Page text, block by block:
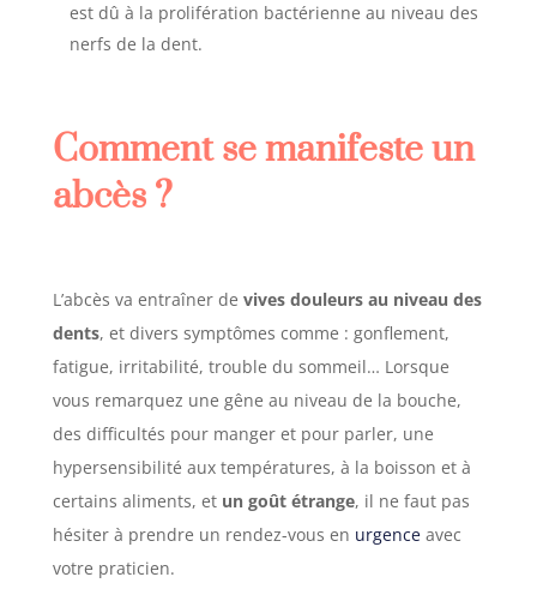
est dû à la prolifération bactérienne au niveau des
nerfs de la dent.
Comment se manifeste un
abcès ?
L’abcès va entraîner de vives douleurs au niveau des
dents, et divers symptômes comme : gonflement,
fatigue, irritabilité, trouble du sommeil… Lorsque
vous remarquez une gêne au niveau de la bouche,
des difficultés pour manger et pour parler, une
hypersensibilité aux températures, à la boisson et à
certains aliments, et un goût étrange, il ne faut pas
hésiter à prendre un rendez-vous en urgenceavec
votre praticien.